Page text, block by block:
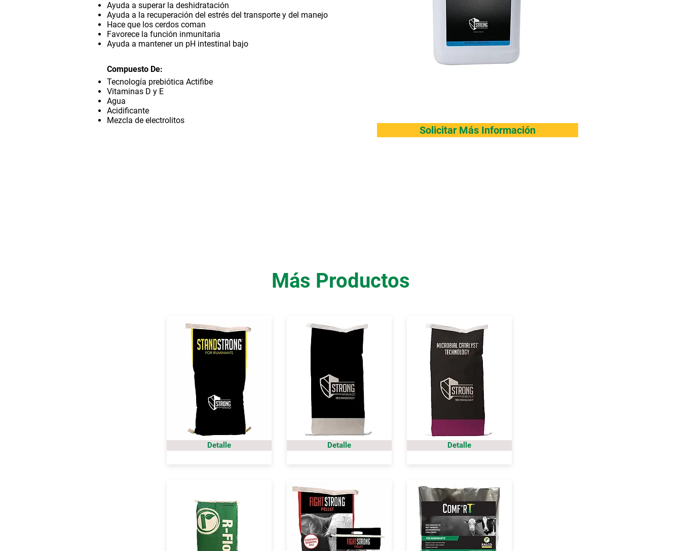
Ayuda a superar la deshidratación
Ayuda a la recuperación del estrés del transporte y del manejo
Hace que los cerdos coman
Favorece la función inmunitaria
Ayuda a mantener un pH intestinal bajo
Compuesto De:
Tecnología prebiótica Actifibe
Vitaminas D y E
Agua
Acidificante
Mezcla de electrolitos
Solicitar Más Información
Más Productos
Detalle Detalle Detalle